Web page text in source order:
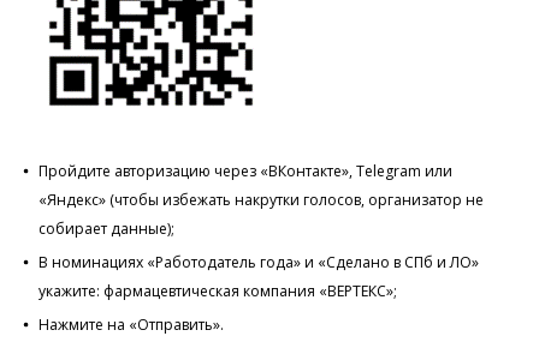
Пройдите авторизацию через «ВКонтакте», Telegram или
«Яндекс» (чтобы избежать накрутки голосов, организатор не
собирает данные);
В номинациях «Работодатель года» и «Сделано в СПб и ЛО»
укажите: фармацевтическая компания «ВЕРТЕКС»;
Нажмите на «Отправить».